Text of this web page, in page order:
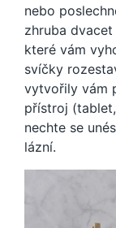
nebo
zhruba
které vám
svíčky
vytvořily vám
přístroj
nechte se
lázní.